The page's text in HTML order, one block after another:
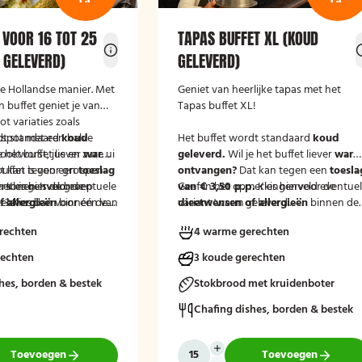
16 TOT 25
Hollandse manier. Met
buffet geniet je van
variaties zoals
met een halve
jus en zure ui
is voor groepen
Is de groep
Kies dan voor één van
standaardkoud
het buffet lieverwarm
kan tegen eentoeslag
Kies hiervoor deeventuele
allergieënbinnen de
borden & bestek
Toevoegen
TAPAS BUFFET XL (KOUD
GELEVERD)
Geniet van heerlijke tapas met het
Tapas buffet XL!
Het buffet wordt standaardkoud
geleverd.Wil je het buffet lieverwarm
ontvangen?Dat kan tegen een
van € 3,50 p.p.Kies hiervoor de
variant 'warm geleverd'.
Geef in het opmerkingenveld
dieetwensen of allergieënbinnen de
mee kunnen houden.
4 warme gerechten
3 koude gerechten
Stokbrood met kruidenboter
Chafing dishes, borden & bestek
Toevoegen